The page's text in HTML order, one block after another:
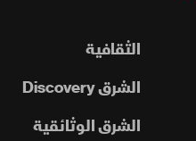
الثقافية
الشرق Discovery
الشرق الوثائقية